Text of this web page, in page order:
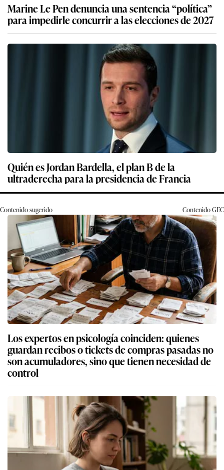
Marine Le Pen denuncia una sentencia “política”
para impedirle concurrir a las elecciones de 2027
Quién es Jordan Bardella, el plan B de la
ultraderecha para la presidencia de Francia
Contenido sugerido ContenidoGEC
Los expertos en psicología coinciden: quienes
guardan recibos o tickets de compras pasadas no
son acumuladores, sino que tienen necesidad de
control